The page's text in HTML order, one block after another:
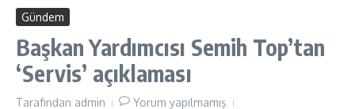
Gündem
Başkan Yardımcısı Semih Top’tan
‘Servis’ açıklaması
Tarafından admin
Yorum yapılmamış